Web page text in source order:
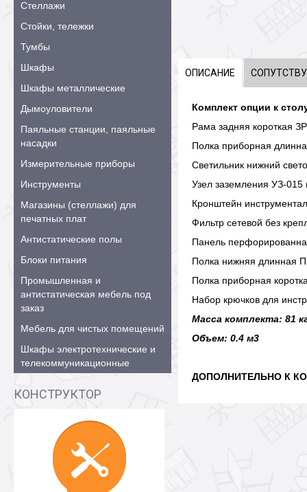
Стеллажи
Стойки, тележки
Тумбы
Шкафы
Шкафы металлические
Дымоуловители
Паяльные станции, паяльные
насадки
Измерительные приборы
Инструменты
Магазины (стеллажи) для
печатных плат
Антистатические полы
Блоки питания
Промышленная и
антистатическая мебель под
заказ
Мебель для чистых помещений
Шкафы электротехнические и
телекоммуникационные
КОНСТРУКТОР
ОПИСАНИЕ
Комплект опции к
Рама задняя короткая
Полка приборная
Светильник нижний
Узел заземления УЗ-015
Кронштейн
Фильтр сетевой без
Панель
Полка нижняя длинная
Полка приборная
Набор крючков для
Масса комплекта: 81
Объем: 0.4 м3
ДОПОЛНИТЕЛЬНО К